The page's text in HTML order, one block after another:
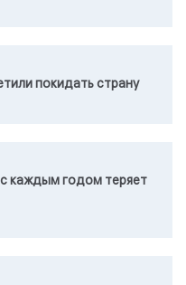
покидать страну
каждым годом теряет